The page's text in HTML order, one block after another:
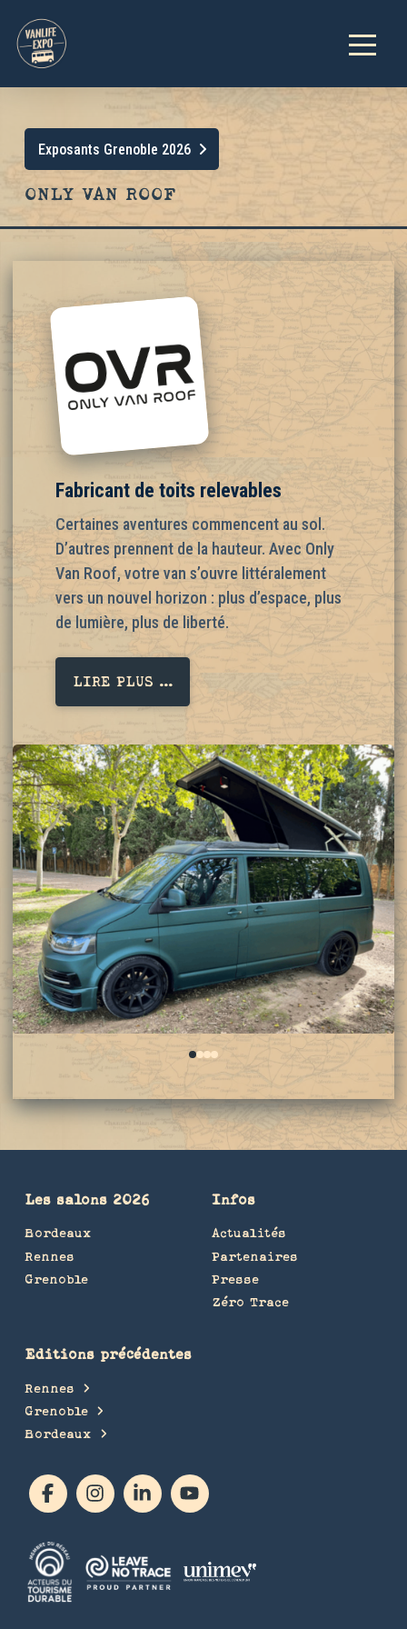
Exposants Grenoble 2026
ONLY VAN ROOF
Fabricant de toits relevables
Certaines aventures commencent au sol.
D’autres prennent de la hauteur. Avec Only
Van Roof, votre van s’ouvre littéralement
vers un nouvel horizon : plus d’espace, plus
de lumière, plus de liberté.
LIRE PLUS ...
0123
Les salons 2026
Bordeaux
Rennes
Grenoble
Infos
Actualités
Partenaires
Presse
Zéro Trace
Editions précédentes
Rennes
Grenoble
Bordeaux